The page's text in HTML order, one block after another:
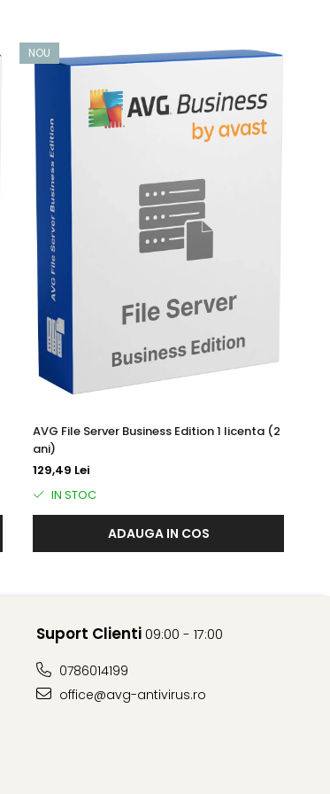
de către ransomware. Protecția
necunoscute de tip zero-day.
mai eficient împotriva atacurilor
(Remote Desktop Protocol) și a
traficul de rețea dintre dispozitivele
de afaceri de infractorii cibernetici.
fără acordul acestora.
site-ul web dorit într-un mod mai sigur.
Dispozitive și serviciile de securitate Avast
NOU
AVG File Server Business Edition 1 licenta (2
ani)
129,49 Lei
IN STOC
ADAUGA IN COS
Suport Clienti09:00 - 17:00
0786014199
office@avg-antivirus.ro